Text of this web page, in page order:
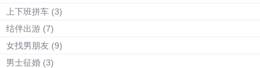
上下班拼车 (3)
结伴出游 (7)
女找男朋友 (9)
男士征婚 (3)